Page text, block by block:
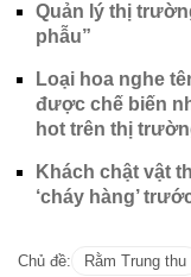
Quản lý thị
phẫu”
Loại hoa nghe
được chế biến
hot trên thị
Khách chật vật
‘cháy hàng’
Chủ đề: Rằm Trung thu